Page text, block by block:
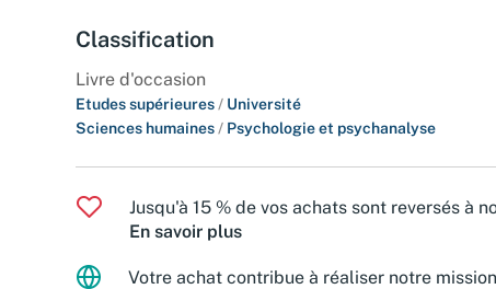
Classification
Livre d'occasion
Etudes supérieures / Université
Sciences humaines / Psychologie et psychanalyse
Jusqu'à 15 % de vos achats sont reversés à
En savoir plus
Votre achat contribue à réaliser notre